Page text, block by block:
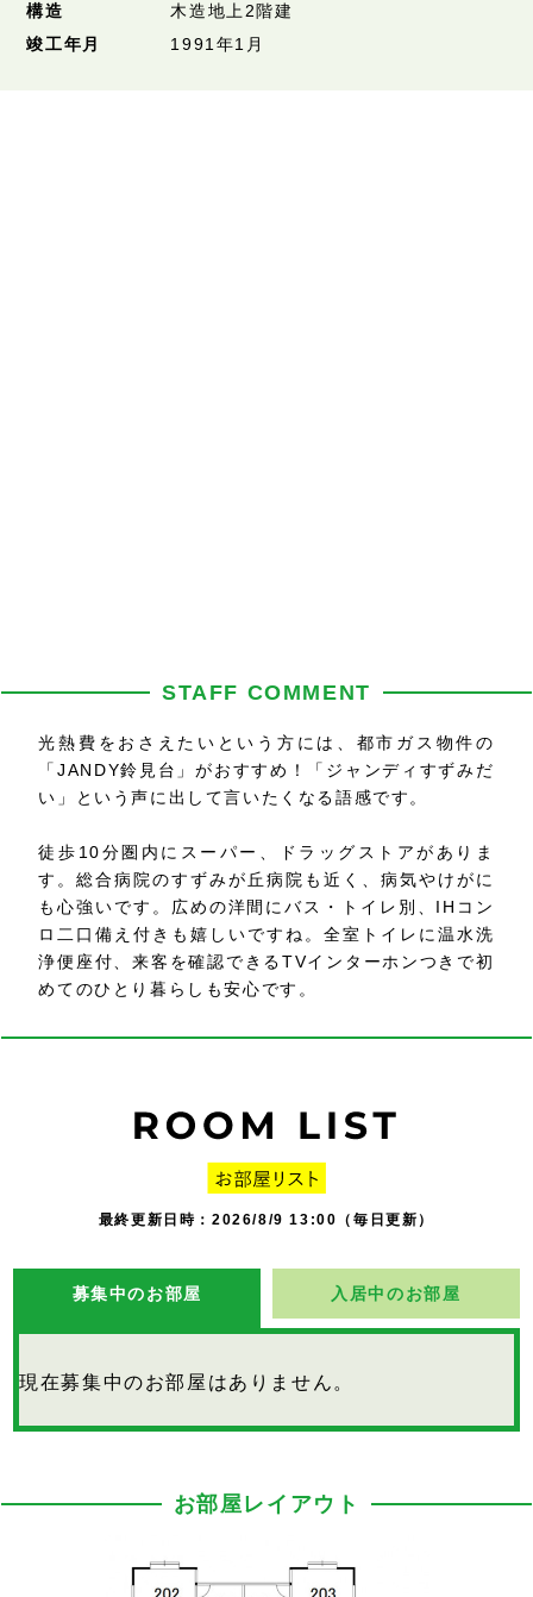
構造
木造地上2階建
竣工年月
1991年1月
STAFF COMMENT
光熱費をおさえたいという方には、都市ガス物件の
「JANDY鈴見台」がおすすめ！「ジャンディすずみだ
い」という声に出して言いたくなる語感です。
徒歩10分圏内にスーパー、ドラッグストアがありま
す。総合病院のすずみが丘病院も近く、病気やけがに
も心強いです。広めの洋間にバス・トイレ別、IHコン
ロ二口備え付きも嬉しいですね。全室トイレに温水洗
浄便座付、来客を確認できるTVインターホンつきで初
めてのひとり暮らしも安心です。
最終更新日時：2026/8/9 13:00（毎日更新）
募集中のお部屋 入居中のお部屋
現在募集中のお部屋はありません。
お部屋レイアウト